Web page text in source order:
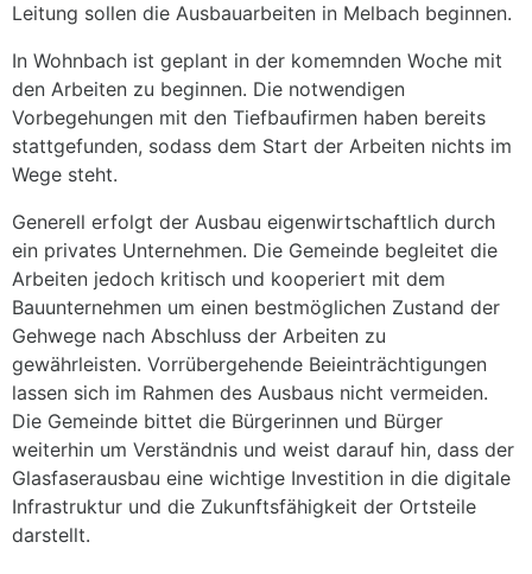
Leitung sollen die Ausbauarbeiten in Melbach beginnen.
In Wohnbach ist geplant in der komemnden Woche mit
den Arbeiten zu beginnen. Die notwendigen
Vorbegehungen mit den Tiefbaufirmen haben bereits
stattgefunden, sodass dem Start der Arbeiten nichts im
Wege steht.
Generell erfolgt der Ausbau eigenwirtschaftlich durch
ein privates Unternehmen. Die Gemeinde begleitet die
Arbeiten jedoch kritisch und kooperiert mit dem
Bauunternehmen um einen bestmöglichen Zustand der
Gehwege nach Abschluss der Arbeiten zu
gewährleisten. Vorrübergehende Beieinträchtigungen
lassen sich im Rahmen des Ausbaus nicht vermeiden.
Die Gemeinde bittet die Bürgerinnen und Bürger
weiterhin um Verständnis und weist darauf hin, dass der
Glasfaserausbau eine wichtige Investition in die digitale
Infrastruktur und die Zukunftsfähigkeit der Ortsteile
darstellt.